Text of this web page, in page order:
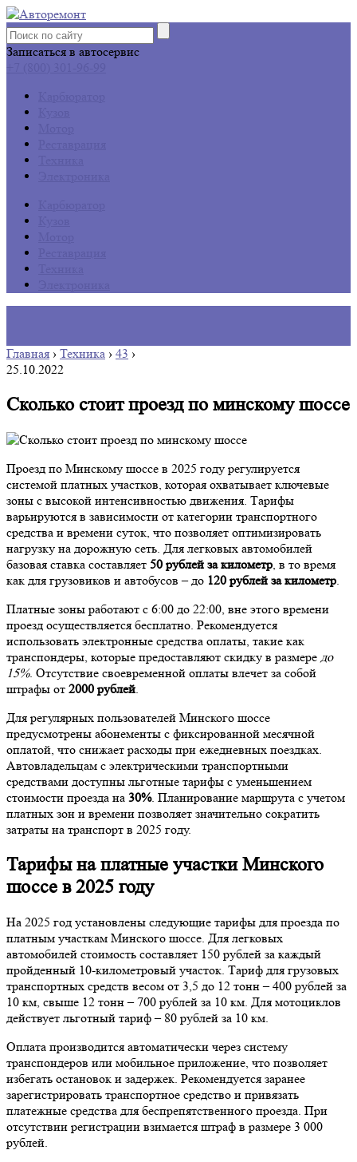
Записаться в автосервис
Главная › Техника › 43 ›
25.10.2022
Сколько стоит проезд по минскому шоссе
Проезд по Минскому шоссе в 2025 году регулируется
системой платных участков, которая охватывает ключевые
зоны с высокой интенсивностью движения. Тарифы
варьируются в зависимости от категории транспортного
средства и времени суток, что позволяет оптимизировать
нагрузку на дорожную сеть. Для легковых автомобилей
базовая ставка составляет 50 рублей за километр, в то время
как для грузовиков и автобусов – до 120 рублей за километр.
Платные зоны работают с 6:00 до 22:00, вне этого времени
проезд осуществляется бесплатно. Рекомендуется
использовать электронные средства оплаты, такие как
транспондеры, которые предоставляют скидку в размере до
15%. Отсутствие своевременной оплаты влечет за собой
штрафы от 2000 рублей.
Для регулярных пользователей Минского шоссе
предусмотрены абонементы с фиксированной месячной
оплатой, что снижает расходы при ежедневных поездках.
Автовладельцам с электрическими транспортными
средствами доступны льготные тарифы с уменьшением
стоимости проезда на 30%. Планирование маршрута с учетом
платных зон и времени позволяет значительно сократить
затраты на транспорт в 2025 году.
Тарифы на платные участки Минского
шоссе в 2025 году
На 2025 год установлены следующие тарифы для проезда по
платным участкам Минского шоссе. Для легковых
автомобилей стоимость составляет 150 рублей за каждый
пройденный 10-километровый участок. Тариф для грузовых
транспортных средств весом от 3,5 до 12 тонн – 400 рублей за
10 км, свыше 12 тонн – 700 рублей за 10 км. Для мотоциклов
действует льготный тариф – 80 рублей за 10 км.
Оплата производится автоматически через систему
транспондеров или мобильное приложение, что позволяет
избегать остановок и задержек. Рекомендуется заранее
зарегистрировать транспортное средство и привязать
платежные средства для беспрепятственного проезда. При
отсутствии регистрации взимается штраф в размере 3 000
рублей.